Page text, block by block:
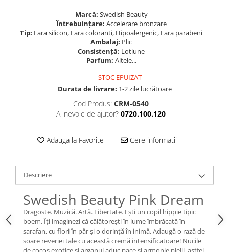
Marcă: Swedish Beauty
Întrebuințare: Accelerare bronzare
Tip: Fara silicon, Fara coloranti, Hipoalergenic, Fara parabeni
Ambalaj: Plic
Consistență: Lotiune
Parfum: Altele...
STOC EPUIZAT
Durata de livrare: 1-2 zile lucrătoare
Cod Produs: CRM-0540
Ai nevoie de ajutor? 0720.100.120
Adauga la Favorite Cere informatii
Descriere
Swedish Beauty Pink Dream
Dragoste. Muzică. Artă. Libertate. Eşti un copil hippie tipic
boem. Îţi imaginezi că călătoreşti în lume îmbrăcată în
sarafan, cu flori în păr și o dorință în inimă. Adaugă o rază de
soare reveriei tale cu această cremă intensificatoare! Nucile